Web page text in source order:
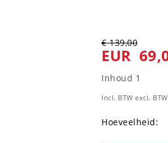
€ 139,00
EUR
Inhoud 1
Incl. BTW excl.
Hoeveelheid: